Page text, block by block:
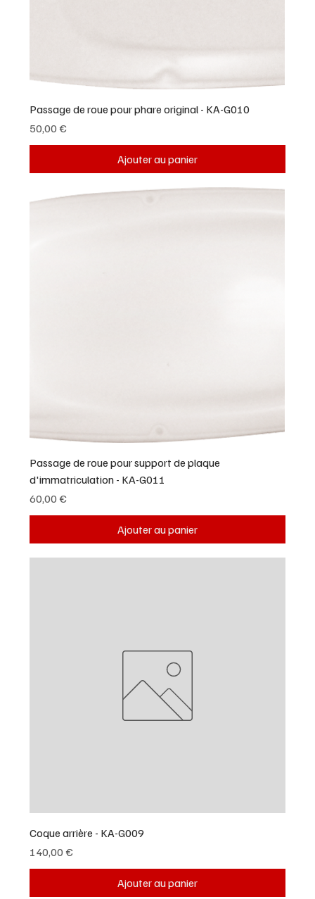
Passage de roue pour phare original - KA-G010
Prix
50,00 €
Ajouter au panier
Passage de roue pour support de plaque
d'immatriculation - KA-G011
Prix
60,00 €
Ajouter au panier
Coque arrière - KA-G009
Prix
140,00 €
Ajouter au panier